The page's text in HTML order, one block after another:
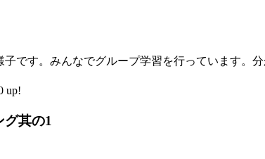
です。みんなでグループ学習を行っています。
up!
其の1